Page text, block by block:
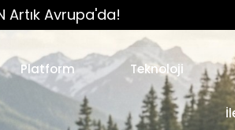
Artık Avrupa'da!
Platform Teknoloji